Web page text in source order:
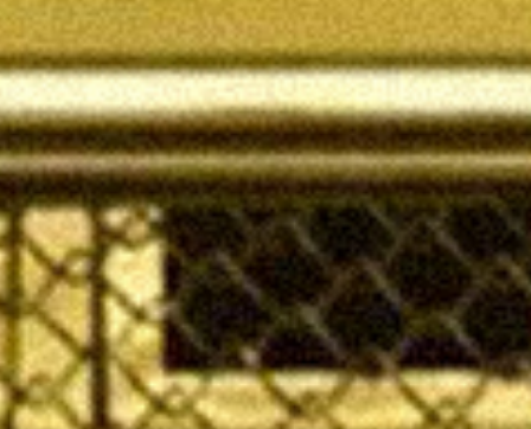
旅プラン
フォトダウンロード（無料）
プライバシーポリシー
サイトポリシー
運営団体
お問い合わせ